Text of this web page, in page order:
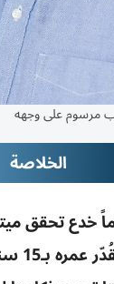
مرسوم على وجهه
الخلاصة
12 عاماً خدع